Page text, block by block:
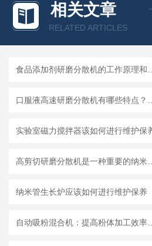
相关文章
RELATED ARTICLES
实验室磁力搅拌器该如何进行维护保
纳米管生长炉应该如何进行维护保养